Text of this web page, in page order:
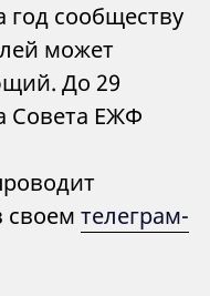
сообществу
может
До 29
Совета ЕЖФ
своем телеграм-